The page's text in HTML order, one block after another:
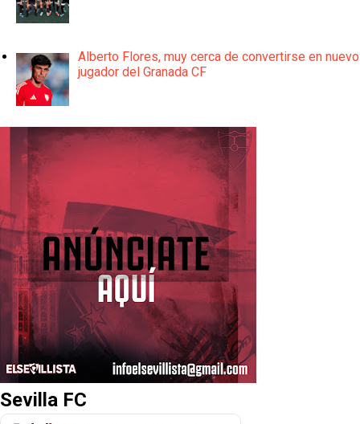
Alberto Flores, muy cerca de convertirse en nuevo
jugador del Granada CF
Sevilla FC